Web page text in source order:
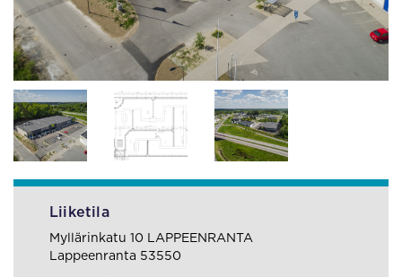
Liiketila
Myllärinkatu 10 LAPPEENRANTA
Lappeenranta 53550